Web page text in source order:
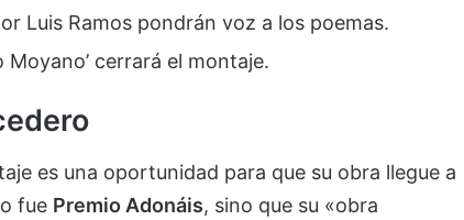
Luis Ramos pondrán voz a los poemas.
Moyano’ cerrará el montaje.
es una oportunidad para que su obra llegue a
fue Premio Adonáis, sino que su «obra